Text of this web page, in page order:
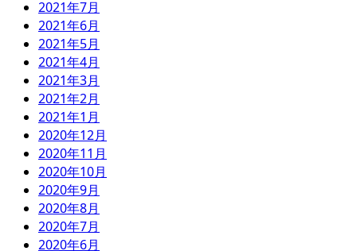
2021年7月
2021年6月
2021年5月
2021年4月
2021年3月
2021年2月
2021年1月
2020年12月
2020年11月
2020年10月
2020年9月
2020年8月
2020年7月
2020年6月